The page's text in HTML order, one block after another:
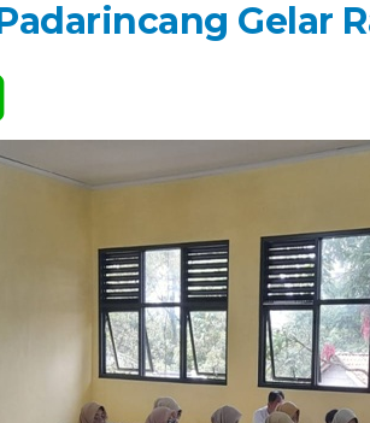
Gelar